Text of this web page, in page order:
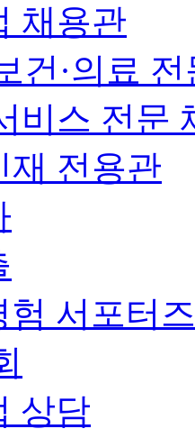
채용관
건·의료
비스 전문
재 전용관
험 서포터
상담